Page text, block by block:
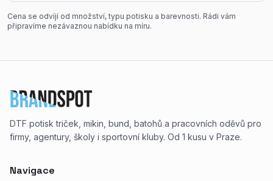
Cena se odvíjí od množství, typu potisku a barevnosti. Rádi vám
připravíme nezávaznou nabídku na míru.
DTF potisk triček, mikin, bund, batohů a pracovních oděvů pro
firmy, agentury, školy i sportovní kluby. Od 1 kusu v Praze.
Navigace